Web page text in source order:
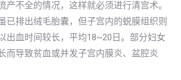
产不全的情况，这样就必须进行清宫术。
已排出绒毛胎囊，但子宫内的蜕膜组织则
出血时间较长，平均18~20日。部分妇女
而导致贫血或并发子宫内膜炎、盆腔炎